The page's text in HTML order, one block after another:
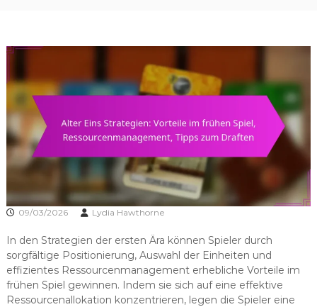
09/03/2026 Lydia Hawthorne
In den Strategien der ersten Ära können Spieler durch
sorgfältige Positionierung, Auswahl der Einheiten und
effizientes Ressourcenmanagement erhebliche Vorteile im
frühen Spiel gewinnen. Indem sie sich auf eine effektive
Ressourcenallokation konzentrieren, legen die Spieler eine